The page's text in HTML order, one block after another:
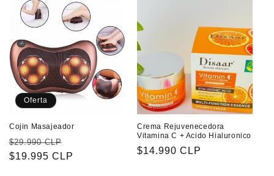
Oferta
Cojin Masajeador
Precio
habitual
$29.990 CLP
de
$19.995 CLP
Crema Rejuvenecedora
Vitamina C + Acido Hialuronico
Precio
$14.990 CLP